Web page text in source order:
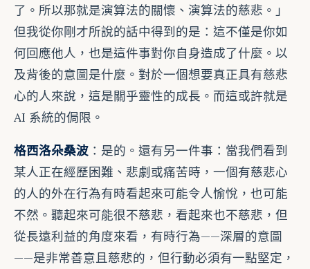
了。所以那就是演算法的關懷、演算法的慈悲。」
但我從你剛才所說的話中得到的是：這不僅是你如
何回應他人，也是這件事對你自身造成了什麼。以
及背後的意圖是什麼。對於一個想要真正具有慈悲
心的人來說，這是關乎靈性的成長。而這或許就是
AI 系統的侷限。
格西洛朵桑波 ：是的。還有另一件事：當我們看到
某人正在經歷困難、悲劇或痛苦時，一個有慈悲心
的人的外在行為有時看起來可能令人愉悅，也可能
不然。聽起來可能很不慈悲，看起來也不慈悲，但
從長遠利益的角度來看，有時行為——深層的意圖
——是非常善意且慈悲的，但行動必須有一點堅定，